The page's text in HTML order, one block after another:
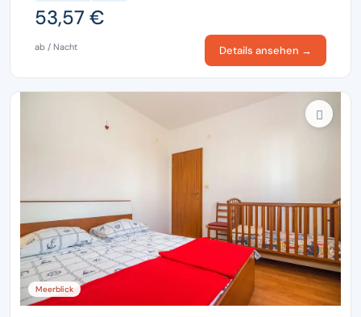
53,57 €
ab / Nacht Details ansehen →
Meerblick